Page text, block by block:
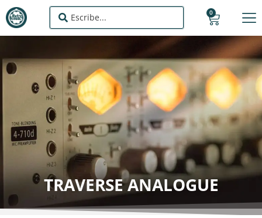
0
TRAVERSE ANALOGUE